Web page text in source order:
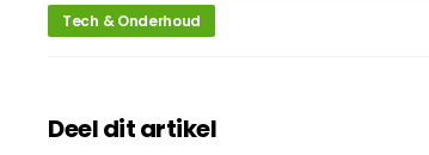
Tech & Onderhoud
Deel dit artikel